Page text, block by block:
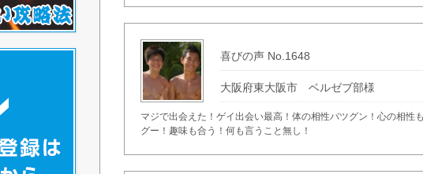
喜びの声 No.1648
大阪府東大阪市 ベルゼブ部様
マジで出会えた！ゲイ出会い最高！体の相性バツグン！心の相性
グー！趣味も合う！何も言うこと無し！